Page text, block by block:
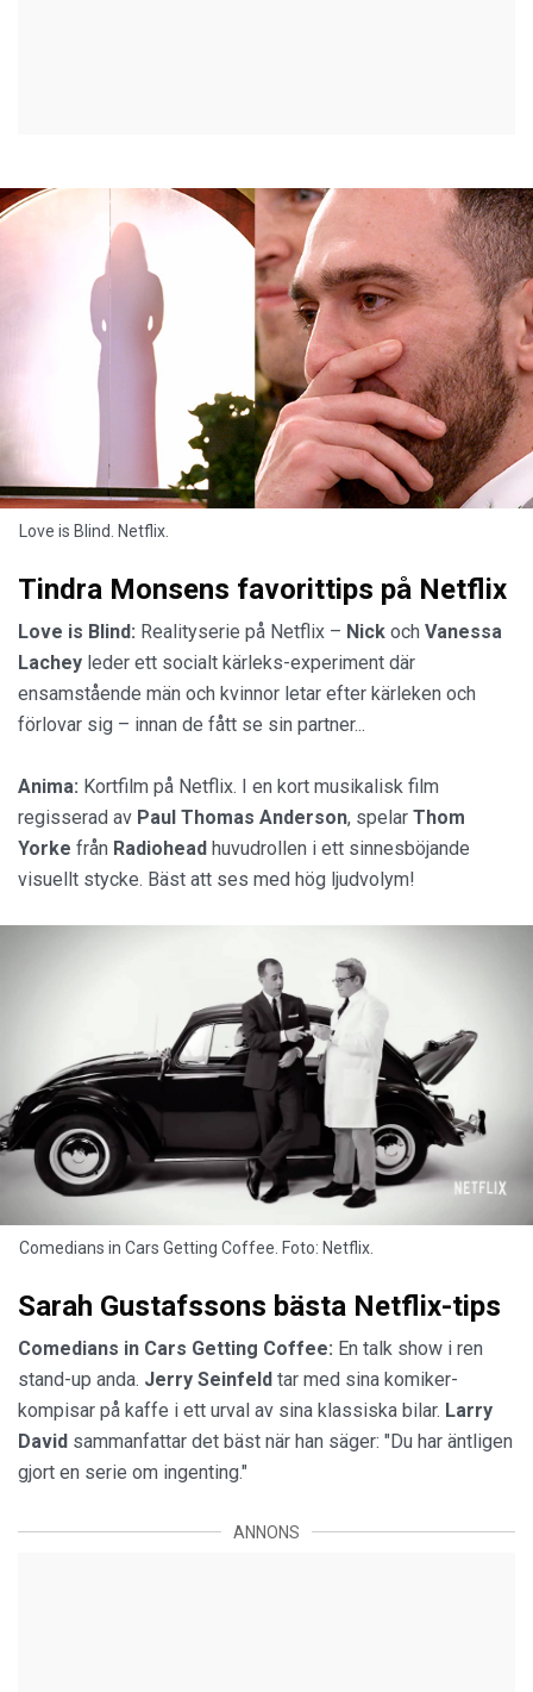
Love is Blind. Netflix.
Tindra Monsens favorittips på Netflix
Love is Blind: Realityserie på Netflix – Nick och Vanessa
Lachey leder ett socialt kärleks-experiment där
ensamstående män och kvinnor letar efter kärleken och
förlovar sig – innan de fått se sin partner...
Anima: Kortfilm på Netflix. I en kort musikalisk film
regisserad av Paul Thomas Anderson, spelar Thom
Yorke från Radiohead huvudrollen i ett sinnesböjande
visuellt stycke. Bäst att ses med hög ljudvolym!
Comedians in Cars Getting Coffee. Foto: Netflix.
Sarah Gustafssons bästa Netflix-tips
Comedians in Cars Getting Coffee: En talk show i ren
stand-up anda. Jerry Seinfeld tar med sina komiker-
kompisar på kaffe i ett urval av sina klassiska bilar. Larry
David sammanfattar det bäst när han säger: "Du har äntligen
gjort en serie om ingenting."
ANNONS